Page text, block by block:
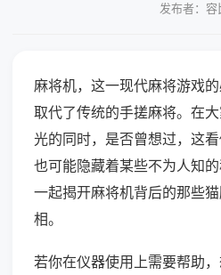
发布者：容
麻将机，这一现代麻将游戏
取代了传统的手搓麻将。在
光的同时，是否曾想过，这
也可能隐藏着某些不为人知
一起揭开麻将机背后的那些
相。
若你在仪器使用上需要帮助